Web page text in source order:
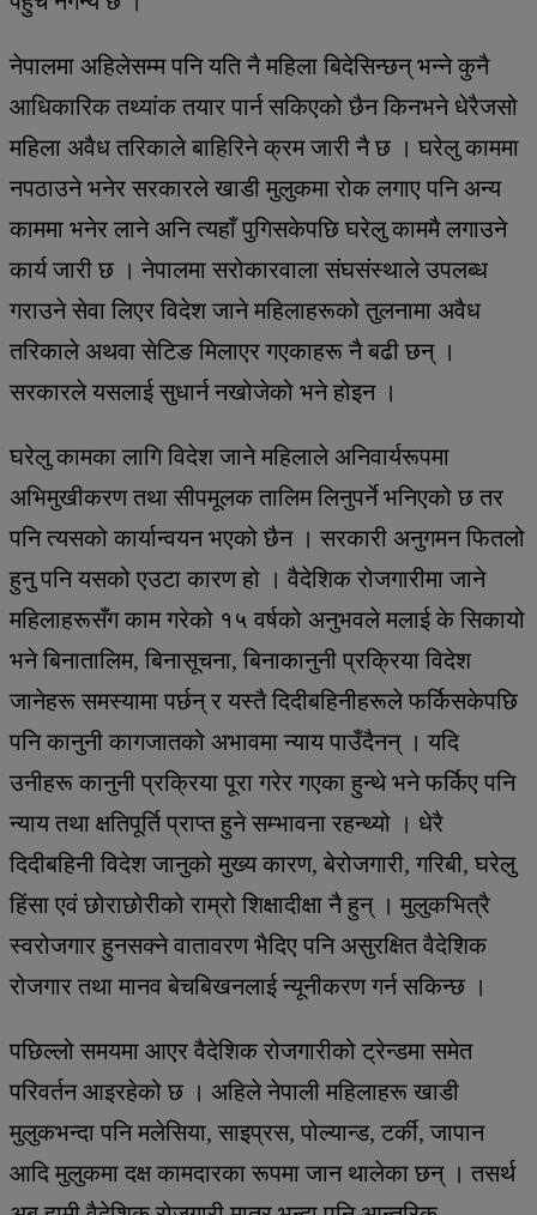
नेपालमा अहिलेसम्म पनि यति नै महिला बिदेसिन्छन् भन्ने कुनै
आधिकारिक तथ्यांक तयार पार्न सकिएको छैन किनभने धेरैजसो
महिला अवैध तरिकाले बाहिरिने क्रम जारी नै छ । घरेलु काममा
नपठाउने भनेर सरकारले खाडी मुलुकमा रोक लगाए पनि अन्य
काममा भनेर लाने अनि त्यहाँ पुगिसकेपछि घरेलु काममै लगाउने
कार्य जारी छ । नेपालमा सरोकारवाला संघसंस्थाले उपलब्ध
गराउने सेवा लिएर विदेश जाने महिलाहरूको तुलनामा अवैध
तरिकाले अथवा सेटिङ मिलाएर गएकाहरू नै बढी छन् ।
सरकारले यसलाई सुधार्न नखोजेको भने होइन ।
घरेलु कामका लागि विदेश जाने महिलाले अनिवार्यरूपमा
अभिमुखीकरण तथा सीपमूलक तालिम लिनुपर्ने भनिएको छ तर
पनि त्यसको कार्यान्वयन भएको छैन । सरकारी अनुगमन फितलो
हुनु पनि यसको एउटा कारण हो । वैदेशिक रोजगारीमा जाने
महिलाहरूसँग काम गरेको १५ वर्षको अनुभवले मलाई के सिकायो
भने बिनातालिम, बिनासूचना, बिनाकानुनी प्रक्रिया विदेश
जानेहरू समस्यामा पर्छन् र यस्तै दिदीबहिनीहरूले फर्किसकेपछि
पनि कानुनी कागजातको अभावमा न्याय पाउँदैनन् । यदि
उनीहरू कानुनी प्रक्रिया पूरा गरेर गएका हुन्थे भने फर्किए पनि
न्याय तथा क्षतिपूर्ति प्राप्त हुने सम्भावना रहन्थ्यो । धेरै
दिदीबहिनी विदेश जानुको मुख्य कारण, बेरोजगारी, गरिबी, घरेलु
हिंसा एवं छोराछोरीको राम्रो शिक्षादीक्षा नै हुन् । मुलुकभित्रै
स्वरोजगार हुनसक्ने वातावरण भैदिए पनि असुरक्षित वैदेशिक
रोजगार तथा मानव बेचबिखनलाई न्यूनीकरण गर्न सकिन्छ ।
पछिल्लो समयमा आएर वैदेशिक रोजगारीको ट्रेन्डमा समेत
परिवर्तन आइरहेको छ । अहिले नेपाली महिलाहरू खाडी
मुलुकभन्दा पनि मलेसिया, साइप्रस, पोल्यान्ड, टर्की, जापान
आदि मुलुकमा दक्ष कामदारका रूपमा जान थालेका छन् । तसर्थ